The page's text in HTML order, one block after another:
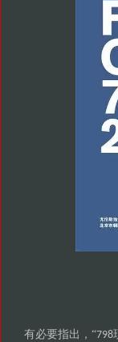
有必要指出， “798